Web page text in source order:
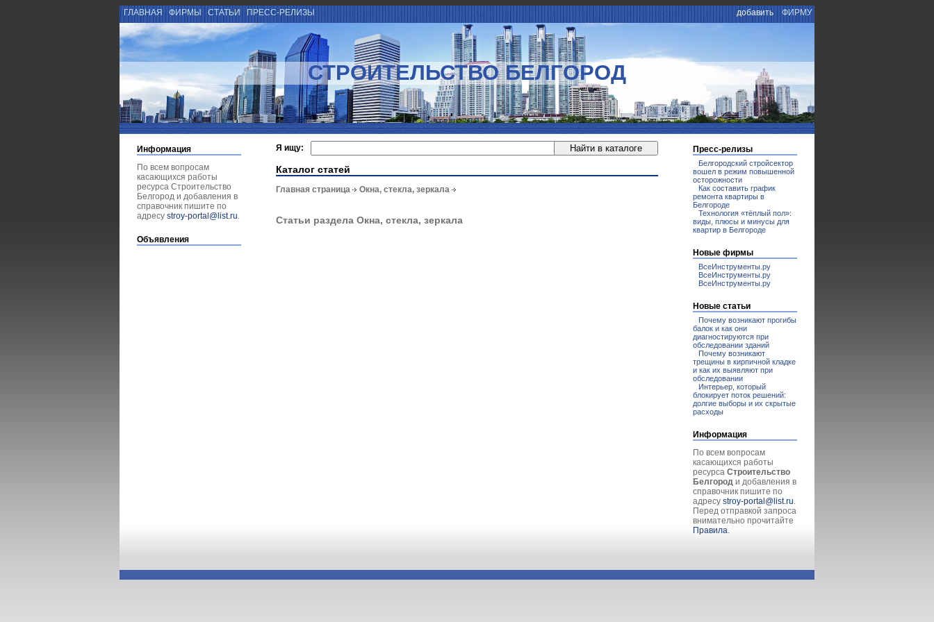
ГЛАВНАЯ ФИРМЫ СТАТЬИ ПРЕСС-РЕЛИЗЫ добавить ФИРМУ
СТРОИТЕЛЬСТВО БЕЛГОРОД
Информация
По всем вопросам
касающихся работы
ресурса Строительство
Белгород и добавления в
справочник пишите по
адресу stroy-portal@list.ru.
Объявления
Я ищу:
Каталог статей
Главная страница Окна, стекла, зеркала
Статьи раздела Окна, стекла, зеркала
Пресс-релизы
Белгородский стройсектор
вошел в режим повышенной
осторожности
Как составить график
ремонта квартиры в
Белгороде
Технология «тёплый пол»:
виды, плюсы и минусы для
квартир в Белгороде
Новые фирмы
ВсеИнструменты.ру
ВсеИнструменты.ру
ВсеИнструменты.ру
Новые статьи
Почему возникают прогибы
балок и как они
диагностируются при
обследовании зданий
Почему возникают
трещины в кирпичной кладке
и как их выявляют при
обследовании
Интерьер, который
блокирует поток решений:
долгие выборы и их скрытые
расходы
Информация
По всем вопросам
касающихся работы
ресурса Строительство
Белгород и добавления в
справочник пишите по
адресу stroy-portal@list.ru.
Перед отправкой запроса
внимательно прочитайте
Правила.